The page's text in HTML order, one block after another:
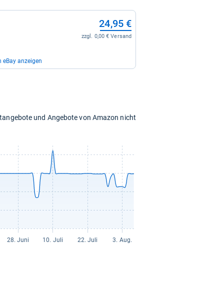
24,95 €
zzgl. 0,00 € Versand
eBay anzeigen
und Angebote von Amazon nicht